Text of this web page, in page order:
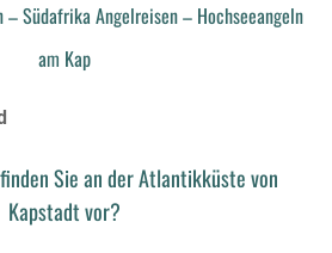
– Südafrika Angelreisen – Hochseeangeln
am Kap
Sie an der Atlantikküste von
Kapstadt vor?